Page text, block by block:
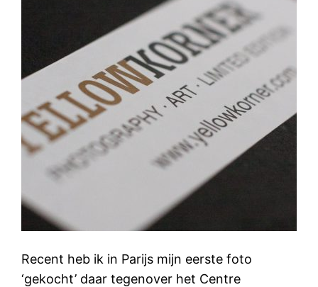
Recent heb ik in Parijs mijn eerste foto
‘gekocht’ daar tegenover het Centre